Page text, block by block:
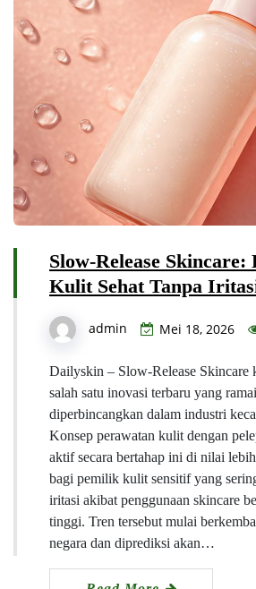
Slow-Release Skincare:
Kulit Sehat Tanpa
admin Mei 18, 2026
Dailyskin – Slow-Release Skincare
salah satu inovasi terbaru yang ramai
diperbincangkan dalam industri
Konsep perawatan kulit dengan
aktif secara bertahap ini di nilai
bagi pemilik kulit sensitif yang
iritasi akibat penggunaan skincare
tinggi. Tren tersebut mulai
negara dan diprediksi akan…